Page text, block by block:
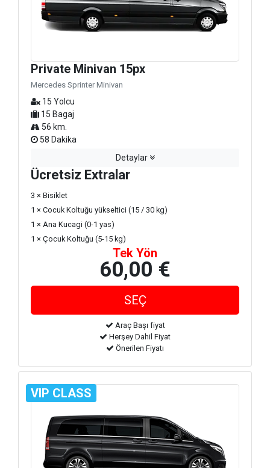
Private Minivan 15px
Mercedes Sprinter Minivan
15 Yolcu
15 Bagaj
56 km.
58 Dakika
Detaylar
Ücretsiz Extralar
3 × Bisiklet
1 × Cocuk Koltuğu yükseltici (15 / 30 kg)
1 × Ana Kucagi (0-1 yas)
1 × Çocuk Koltuğu (5-15 kg)
Tek Yön
60,00 €
Araç Başı fiyat
Herşey Dahil Fiyat
Önerilen Fiyatı
VIP CLASS